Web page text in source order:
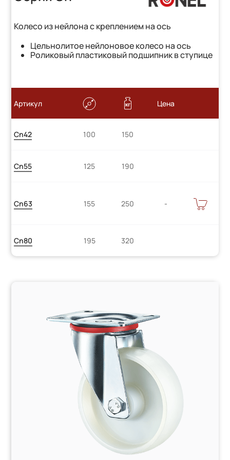
Колесо из нейлона с креплением на ось
Цельнолитое нейлоновое колесо на ось
Роликовый пластиковый подшипник в ступице
Артикул Цена
Cn42 100 150
Cn55 125 190
Cn63 155 250
В
КОРЗИНУ
Cn80 195 320